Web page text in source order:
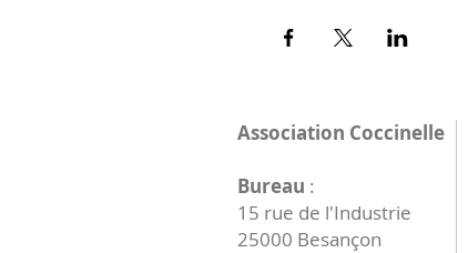
Association Coccinelle
Bureau :
15 rue de l'Industrie
25000 Besançon